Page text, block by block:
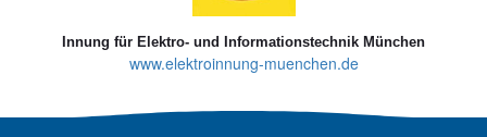
Innung für Elektro- und Informationstechnik München
www.elektroinnung-muenchen.de